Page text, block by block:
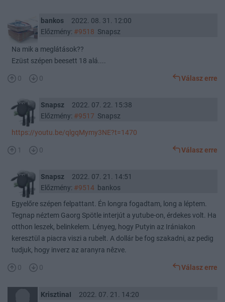
bankos
2022. 08. 31. 12:00
Előzmény: #9518 Snapsz
Na mik a meglátások??
Ezüst szépen beesett 18 alá....
0 0 Válasz erre
Snapsz
2022. 07. 22. 15:38
Előzmény: #9517 Snapsz
https://youtu.be/qlgqMymy3NE?t=1470
1 0 Válasz erre
Snapsz
2022. 07. 21. 14:51
Előzmény: #9514bankos
Egyelőre szépen felpattant. Én longra fogadtam, long a léptem.
Tegnap néztem Gaorg Spötle interjút a yutube-on, érdekes volt. Ha
otthon leszek, belinkelem. Lényeg, hogy Putyin az Irániakon
keresztül a piacra viszi a rubelt. A dollár be fog szakadni, az pedig
tudjuk, hogy inverz az aranyra nêzve.
0 0 Válasz erre
KrisztinaI 2022. 07. 21. 14:20